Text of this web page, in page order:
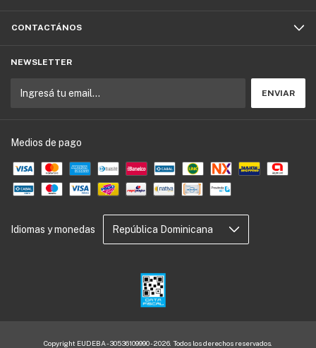
CONTACTÁNOS
NEWSLETTER
Medios de pago
Idiomas y monedas
Copyright EUDEBA - 30536109990 - 2026. Todos los derechos reservados.